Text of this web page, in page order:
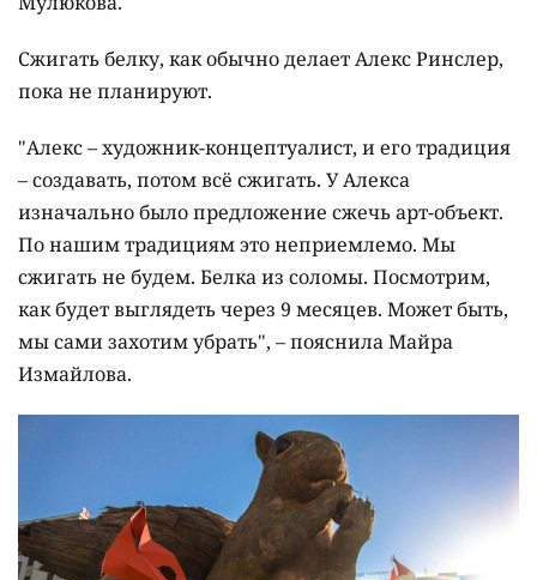
Сжигать белку, как обычно делает Алекс Ринслер,
пока не планируют.
"Алекс – художник-концептуалист, и его традиция
– создавать, потом всё сжигать. У Алекса
изначально было предложение сжечь арт-объект.
По нашим традициям это неприемлемо. Мы
сжигать не будем. Белка из соломы. Посмотрим,
как будет выглядеть через 9 месяцев. Может быть,
мы сами захотим убрать", – пояснила Майра
Измайлова.